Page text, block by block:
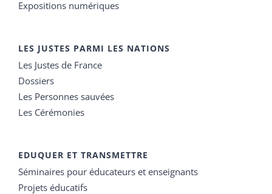
Expositions numériques
LES JUSTES PARMI LES NATIONS
Les Justes de France
Dossiers
Les Personnes sauvées
Les Cérémonies
EDUQUER ET TRANSMETTRE
Séminaires pour éducateurs et enseignants
Projets éducatifs